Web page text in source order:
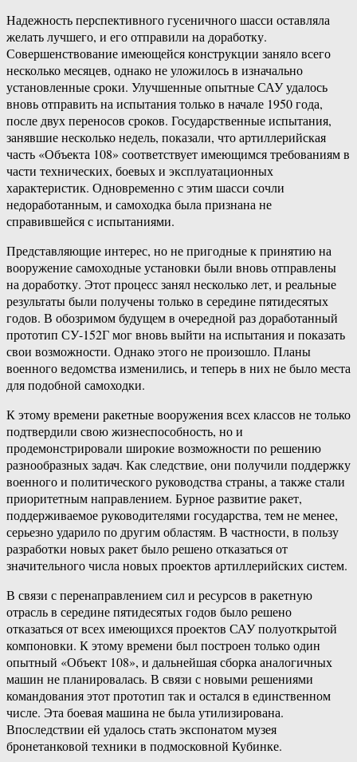
Надежность перспективного гусеничного шасси оставляла
желать лучшего, и его отправили на доработку.
Совершенствование имеющейся конструкции заняло всего
несколько месяцев, однако не уложилось в изначально
установленные сроки. Улучшенные опытные САУ удалось
вновь отправить на испытания только в начале 1950 года,
после двух переносов сроков. Государственные испытания,
занявшие несколько недель, показали, что артиллерийская
часть «Объекта 108» соответствует имеющимся требованиям в
части технических, боевых и эксплуатационных
характеристик. Одновременно с этим шасси сочли
недоработанным, и самоходка была признана не
справившейся с испытаниями.
Представляющие интерес, но не пригодные к принятию на
вооружение самоходные установки были вновь отправлены
на доработку. Этот процесс занял несколько лет, и реальные
результаты были получены только в середине пятидесятых
годов. В обозримом будущем в очередной раз доработанный
прототип СУ-152Г мог вновь выйти на испытания и показать
свои возможности. Однако этого не произошло. Планы
военного ведомства изменились, и теперь в них не было места
для подобной самоходки.
К этому времени ракетные вооружения всех классов не только
подтвердили свою жизнеспособность, но и
продемонстрировали широкие возможности по решению
разнообразных задач. Как следствие, они получили поддержку
военного и политического руководства страны, а также стали
приоритетным направлением. Бурное развитие ракет,
поддерживаемое руководителями государства, тем не менее,
серьезно ударило по другим областям. В частности, в пользу
разработки новых ракет было решено отказаться от
значительного числа новых проектов артиллерийских систем.
В связи с перенаправлением сил и ресурсов в ракетную
отрасль в середине пятидесятых годов было решено
отказаться от всех имеющихся проектов САУ полуоткрытой
компоновки. К этому времени был построен только один
опытный «Объект 108», и дальнейшая сборка аналогичных
машин не планировалась. В связи с новыми решениями
командования этот прототип так и остался в единственном
числе. Эта боевая машина не была утилизирована.
Впоследствии ей удалось стать экспонатом музея
бронетанковой техники в подмосковной Кубинке.